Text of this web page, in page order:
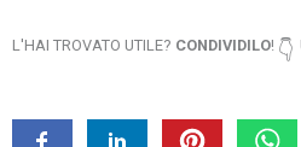
L'HAI TROVATO UTILE? CONDIVIDILO! 👇